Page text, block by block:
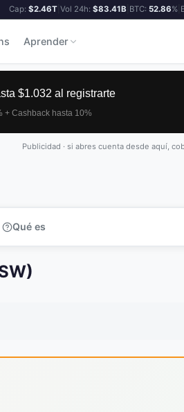
Cap: $2.46T| Vol 24h: $83.41B| BTC: 52.86%|
Aprender
Publicidad · si abres cuenta desde aquí,
Qué es